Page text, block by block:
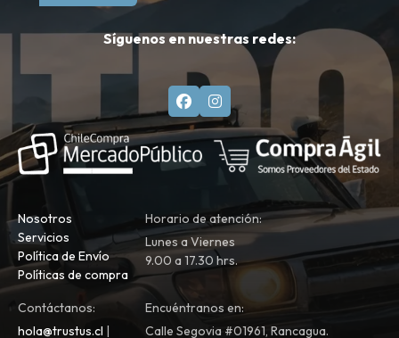
Síguenos en nuestras redes:
Nosotros
Servicios
Política de Envío
Políticas de compra
Horario de atención:
Lunes a Viernes
9.00 a 17.30 hrs.
Contáctanos:
hola@trustus.cl |
Encuéntranos en:
Calle Segovia #01961, Rancagua.